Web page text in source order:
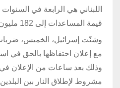
اللبناني هي الرابعة في
قيمة المساعدات إلى 182 مليون يورو.
وشنّت إسرائيل، الخميس،
مع إعلان احتفاظها بالحق في
وذلك بعد ساعات من الإعلان
مشروط لإطلاق النار بين